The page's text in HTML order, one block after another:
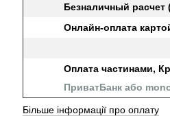
Безналичный расчет
Онлайн-оплата
Оплата частинами,
ПриватБанк або
Більше інформації про оплату